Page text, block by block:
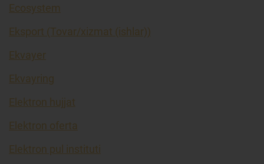
Ecosystem
Eksport (Tovar/xizmat (ishlar))
Ekvayer
Ekvayring
Elektron hujjat
Elektron oferta
Elektron pul instituti